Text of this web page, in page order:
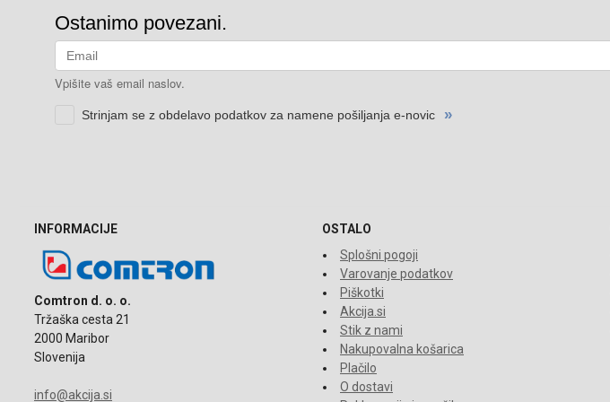
INFORMACIJE
Comtron d. o. o.
Tržaška cesta 21
2000 Maribor
Slovenija
info@akcija.si
OSTALO
Splošni pogoji
Varovanje podatkov
Piškotki
Akcija.si
Stik z nami
Nakupovalna košarica
Plačilo
O dostavi